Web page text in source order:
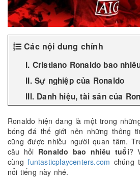
Các nội dung chính
I. Cristiano Ronaldo bao
II. Sự nghiệp của Ronaldo
III. Danh hiệu, tài sản của
Ronaldo hiện đang là một trong
bóng đá thế giới nên những thông
cũng được nhiều người quan tâm.
câu hỏi Ronaldo bao nhiêu tuổi?
cùngfuntasticplaycenters.com chúng
nổi tiếng này nhé.